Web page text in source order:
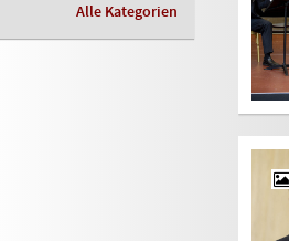
Alle Kategorien